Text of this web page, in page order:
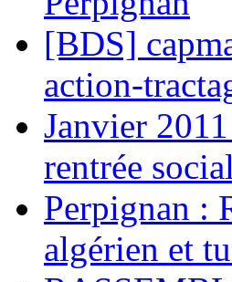
[BDS]
action-
Janvier
rentrée
Perpignan :
algérien et